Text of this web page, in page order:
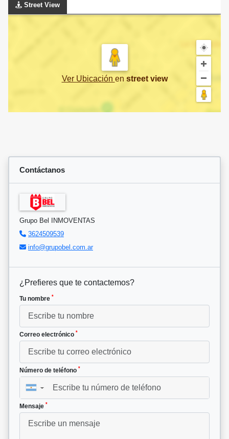
Street View
Ver Ubicación en street view
Contáctanos
Grupo Bel INMOVENTAS
3624509539
info@grupobel.com.ar
¿Prefieres que te contactemos?
Tu nombre *
Correo electrónico *
Número de teléfono *
▼
Mensaje *